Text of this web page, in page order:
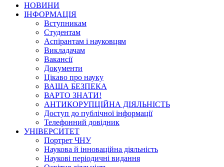
НОВИНИ
ІНФОРМАЦІЯ
Вступникам
Студентам
Аспірантам і науковцям
Викладачам
Вакансії
Документи
Цікаво про науку
ВАША БЕЗПЕКА
ВАРТО ЗНАТИ!
АНТИКОРУПЦІЙНА ДІЯЛЬНІСТЬ
Доступ до публічної інформації
Телефонний довідник
УНІВЕРСИТЕТ
Портрет ЧНУ
Наукова й інноваційна діяльність
Наукові періодичні видання